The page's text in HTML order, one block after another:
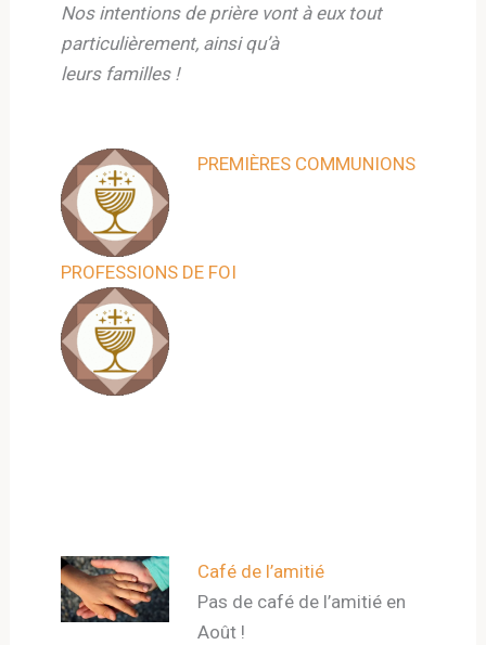
Nos intentions de prière vont à eux tout
particulièrement, ainsi qu’à
leurs familles !
PREMIÈRES COMMUNIONS
PROFESSIONS DE FOI
Café de l’amitié
Pas de café de l’amitié en
Août !